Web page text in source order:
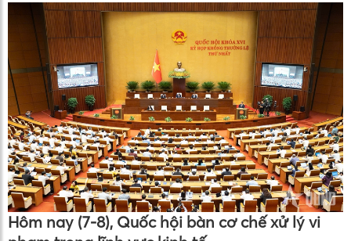
Hôm nay (7-8), Quốc hội bàn cơ chế xử lý vi